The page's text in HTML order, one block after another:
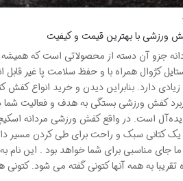
ورزشی با بهترین قیمت و کیفیت
جزو آن دسته از محصولاتی است که همیشه
کژوال همراه با و حفظ سلامت پا غیر
زیادی دارد. بنابراین دیدن و خرید انواع
کفش ورزشی بستگی به هدف و فعالیت شما
ایده‌آل است. در واقع کفش ورزشی مردانه
کتانی سبک و راحت برای طی کردن مسیر
جای مناسبی برای شما خواهد بود . این نام
تقریبا به همه آنها کتونی گفته می شود.